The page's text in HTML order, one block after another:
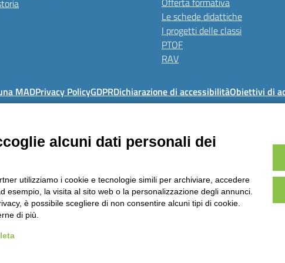
Le schede didattiche
I progetti delle classi
PTOF
RAV
MADPrivacy PolicyGDPRDichiarazione di accessibilitàObiettivi di
Istituto Comprensivo Pino Torinese
via Molina, 21 - 10025 Pino Torinese (TO)
+39 0118117260 - Email: toic85500g@istruzione.it - PEC:
Codice meccanografico: TOIC85500G - C.F. 90018790015 - Codice univoco uffico:
alcuni dati personali dei
utilizziamo i cookie e tecnologie simili per archiviare, accedere
esempio, la visita al sito web o la personalizzazione degli annunci.
è possibile scegliere di non consentire alcuni tipi di cookie.
di più.